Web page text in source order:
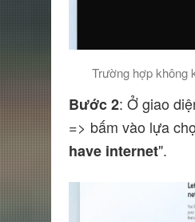
Trường hợp không
Bước 2: Ở giao
=> bấm vào lựa
have internet".